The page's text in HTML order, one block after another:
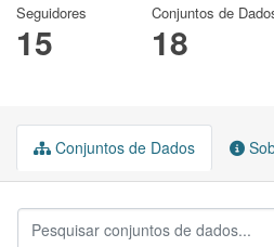
Seguidores
15
Conjuntos de
18
Conjuntos de Dados